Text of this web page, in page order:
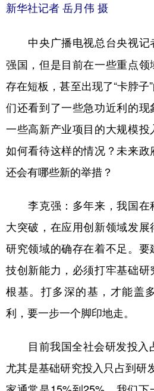
新华社记者 岳月伟 摄
中央广播电视总台央视记
强国，但是目前在一些重点
存在短板，甚至出现了“卡脖
们还看到了一些急功近利的现
一些高新产业项目的大规模
如何看待这样的情况？未来
还会有哪些新的举措？
李克强：多年来，我国在
大突破，在应用创新领域发
研究领域的确存在着不足。
技创新能力，必须打牢基础
根基。打多深的基，才能盖
利，要一步一个脚印地走。
目前我国全社会研发投入
尤其是基础研究投入只占到研